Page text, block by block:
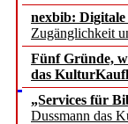
nexbib:
Zugänglichkeit
Fünf Gründe,
das
„Services für
Dussmann das